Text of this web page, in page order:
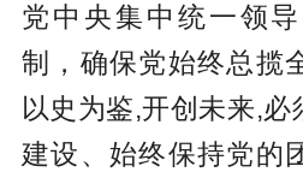
党中央集中统一领
制，确保党始终总揽
以史为鉴,开创未来,
建设、始终保持党的